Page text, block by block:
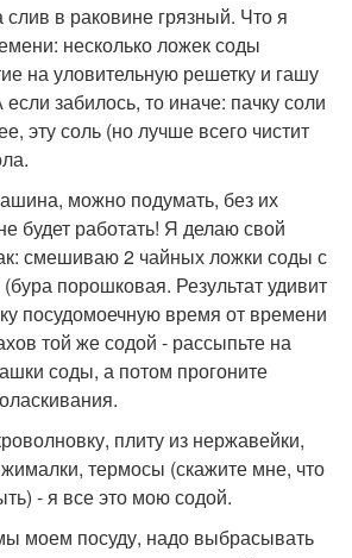
в раковине грязный. Что я
несколько ложек соды
на уловительную решетку и гашу
забилось, то иначе: пачку соли
эту соль (но лучше всего чистит
можно подумать, без их
будет работать! Я делаю свой
смешиваю 2 чайных ложки соды с
порошковая. Результат удивит
посудомоечную время от времени
той же содой - рассыпьте на
соды, а потом прогоните
плиту из нержавейки,
термосы (скажите мне, что
- я все это мою содой.
моем посуду, надо выбрасывать